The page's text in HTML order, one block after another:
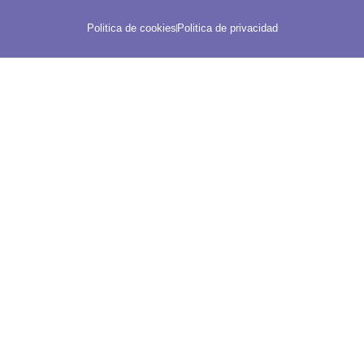
Politica de cookiesPolitica de privacidad